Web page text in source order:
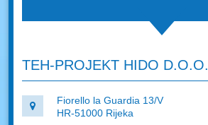
TEH-PROJEKT HIDO D.O.O.
Fiorello la Guardia 13/V
HR-51000 Rijeka